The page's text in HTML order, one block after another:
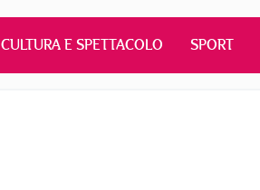
CULTURA E SPETTACOLO SPORT